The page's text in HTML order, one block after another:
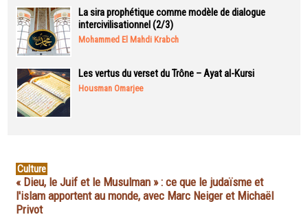
La sira prophétique comme modèle de dialogue
intercivilisationnel (2/3)
Mohammed El Mahdi Krabch
Les vertus du verset du Trône – Ayat al-Kursi
Housman Omarjee
Culture
« Dieu, le Juif et le Musulman » : ce que le judaïsme et
l'islam apportent au monde, avec Marc Neiger et Michaël
Privot